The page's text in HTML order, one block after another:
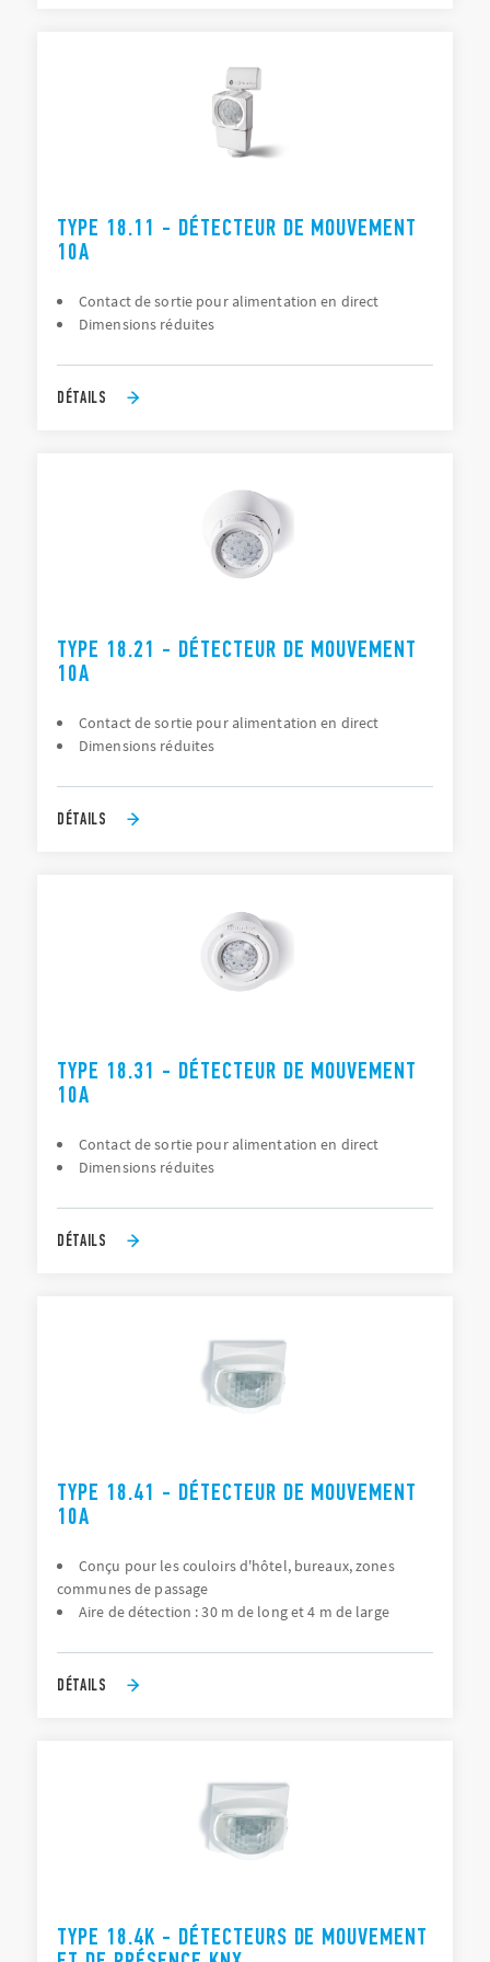
TYPE 18.11 - DÉTECTEUR DE MOUVEMENT
10A
Contact de sortie pour alimentation en direct
Dimensions réduites
DÉTAILS
TYPE 18.21 - DÉTECTEUR DE MOUVEMENT
10A
Contact de sortie pour alimentation en direct
Dimensions réduites
DÉTAILS
TYPE 18.31 - DÉTECTEUR DE MOUVEMENT
10A
Contact de sortie pour alimentation en direct
Dimensions réduites
DÉTAILS
TYPE 18.41 - DÉTECTEUR DE MOUVEMENT
10A
Conçu pour les couloirs d'hôtel, bureaux, zones
communes de passage
Aire de détection : 30 m de long et 4 m de large
DÉTAILS
TYPE 18.4K - DÉTECTEURS DE MOUVEMENT